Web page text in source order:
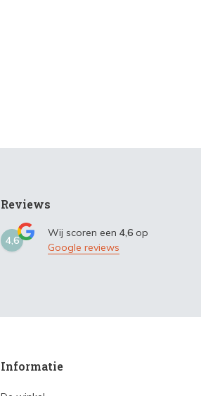
Reviews
4,6
Wij scoren een 4,6 op
Google reviews
Informatie